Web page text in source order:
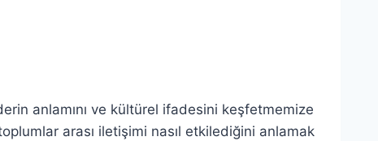
anlamını ve kültürel ifadesini keşfetmemize
arası iletişimi nasıl etkilediğini anlamak